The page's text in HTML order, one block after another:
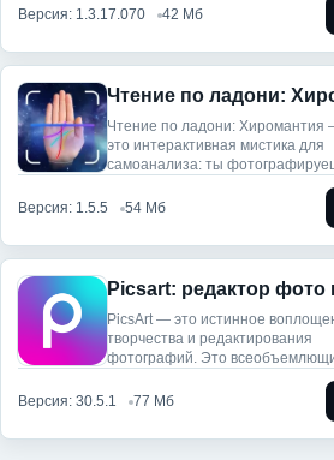
Версия: 1.3.17.070 42 Мб
Чтение по ладони: Хиромантия
это интерактивная мистика для
самоанализа: ты
Версия: 1.5.5
54 Мб
PicsArt — это истинное
творчества и редактирования
фотографий. Это
Версия: 30.5.1 77 Мб